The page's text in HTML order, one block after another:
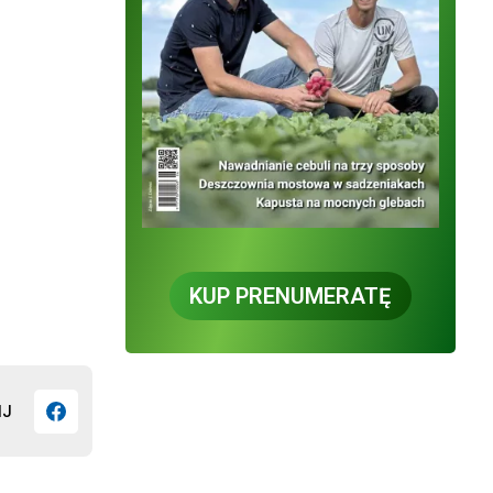
KUP PRENUMERATĘ